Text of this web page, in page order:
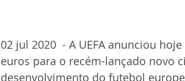
02 jul 2020  - A UEFA anunciou
euros para o recém-lançado novo
desenvolvimento do futebol